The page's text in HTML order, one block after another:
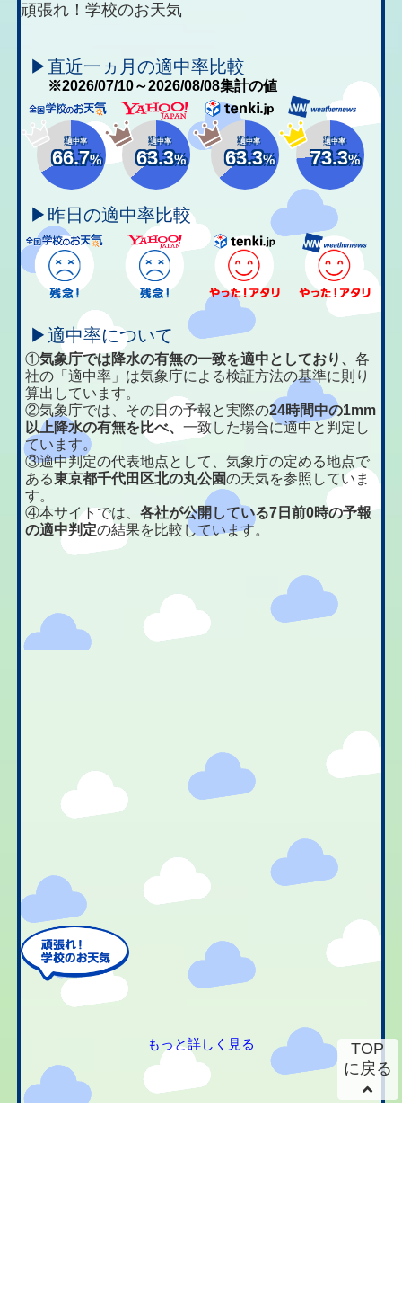
頑張れ！学校のお天気
▶直近一ヵ月の適中率比較
※2026/07/10～2026/08/08集計の値
適中率
66.7%
適中率
63.3%
適中率
63.3%
適中率
73.3%
▶昨日の適中率比較
▶適中率について
①気象庁では降水の有無の一致を適中としており、各
社の「適中率」は気象庁による検証方法の基準に則り
算出しています。
②気象庁では、その日の予報と実際の24時間中の1mm
以上降水の有無を比べ、一致した場合に適中と判定し
ています。
③適中判定の代表地点として、気象庁の定める地点で
ある東京都千代田区北の丸公園の天気を参照していま
す。
④本サイトでは、各社が公開している7日前0時の予報
の適中判定の結果を比較しています。
もっと詳しく見る
TOP
に戻る